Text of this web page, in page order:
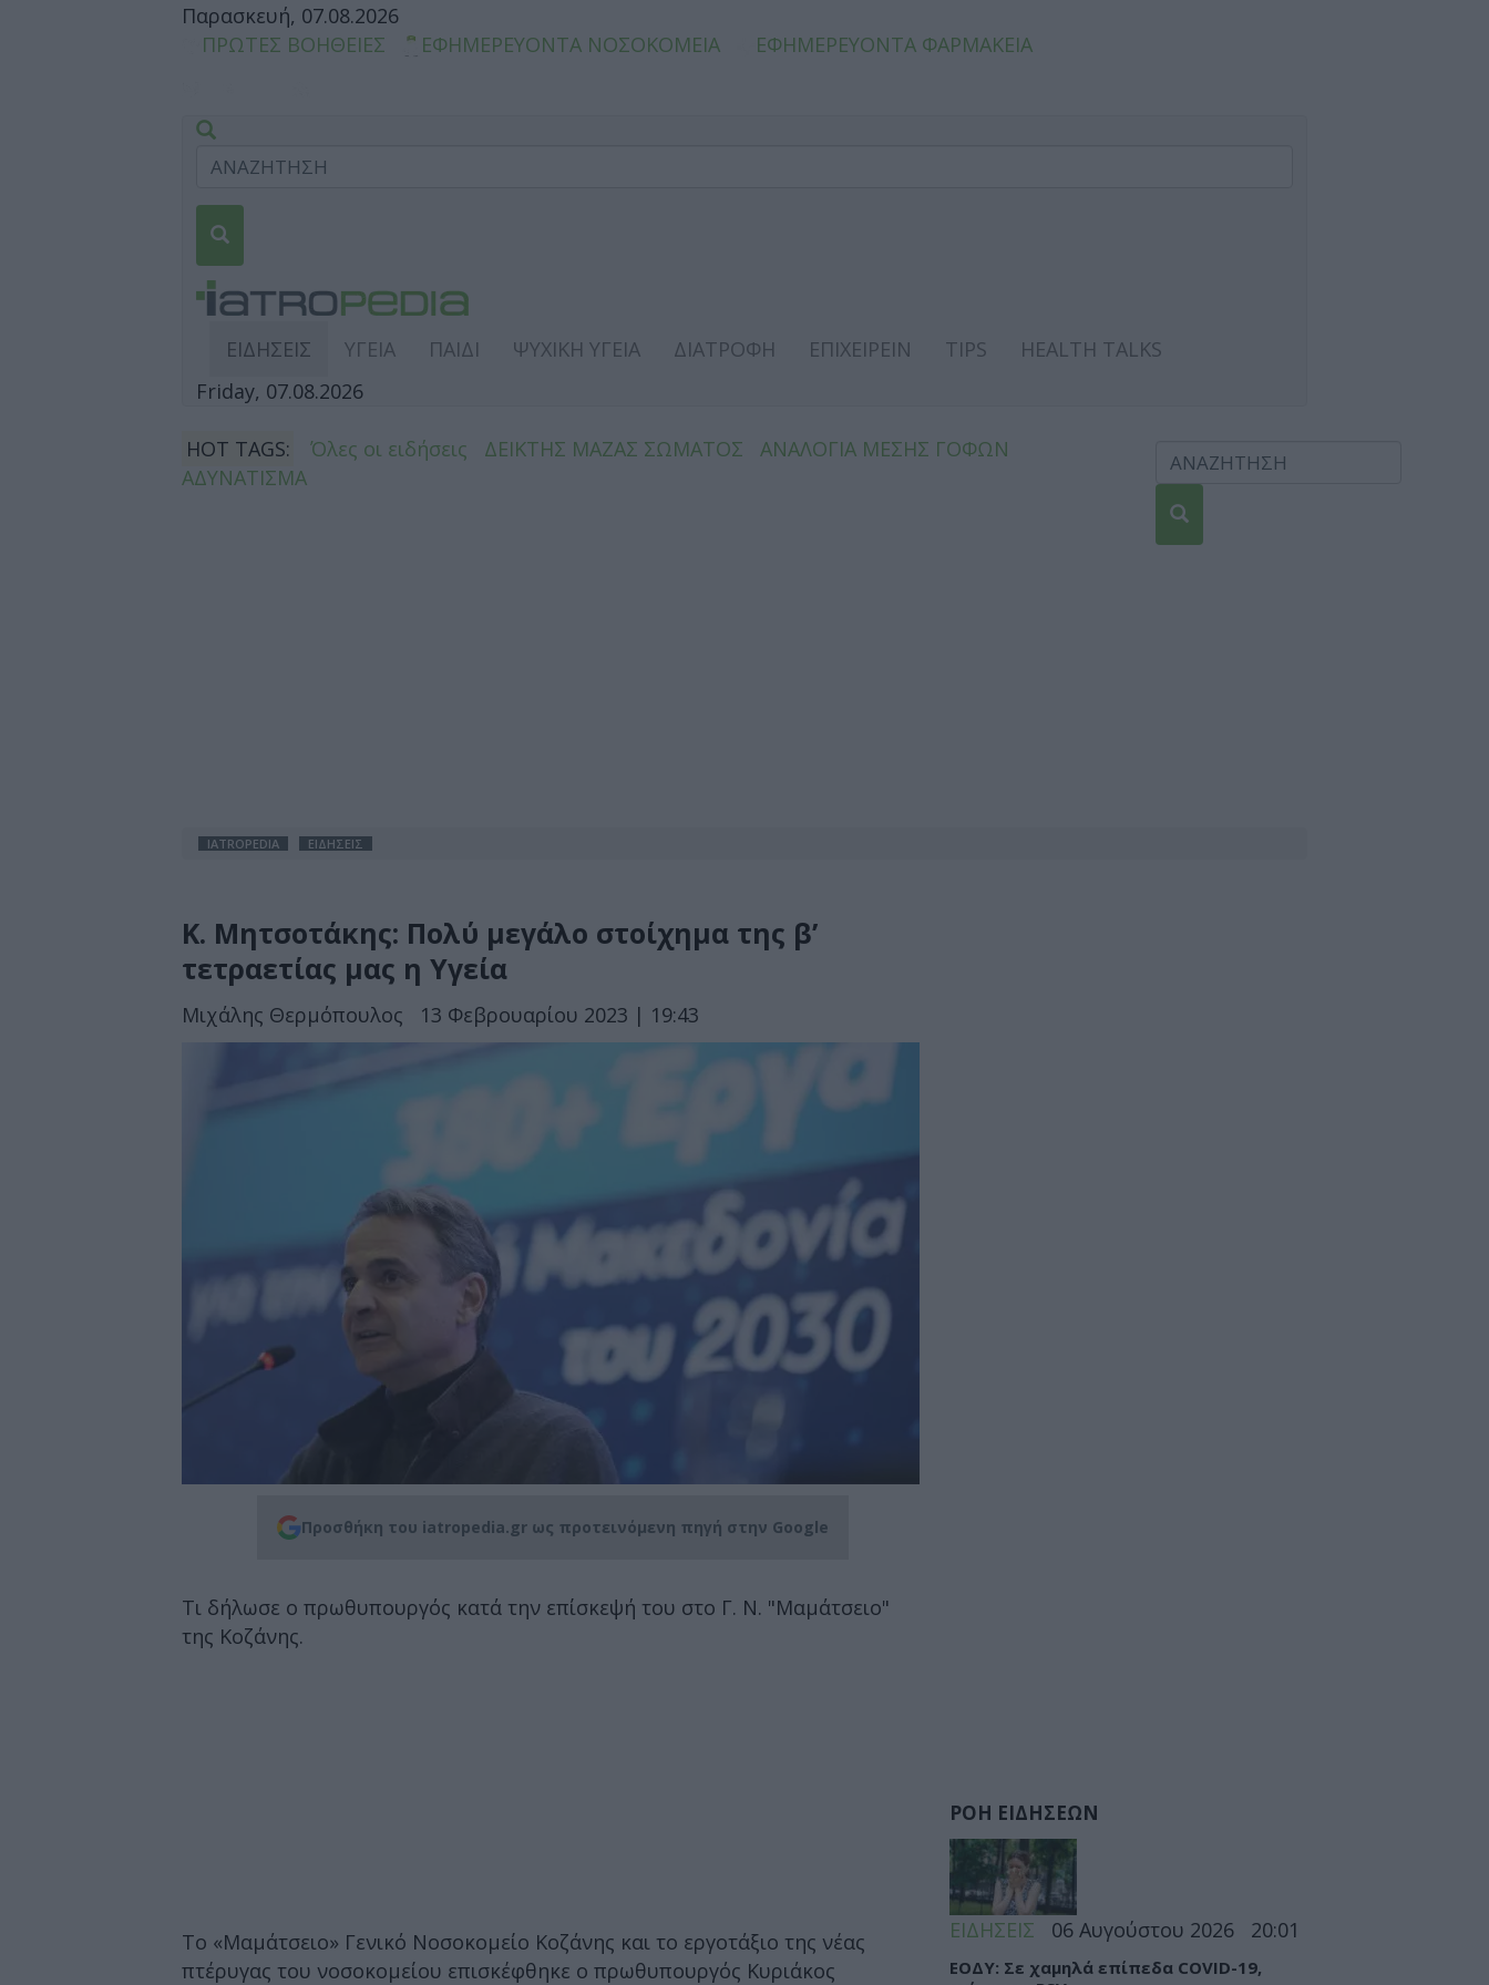
Παρασκευή, 07.08.2026
ΠΡΩΤΕΣ ΒΟΗΘΕΙΕΣ
ΕΦΗΜΕΡΕΥΟΝΤΑ ΝΟΣΟΚΟΜΕΙΑ ΕΦΗΜΕΡΕΥΟΝΤΑ ΦΑΡΜΑΚΕΙΑ
ΕΙΔΗΣΕΙΣ ΥΓΕΙΑ ΠΑΙΔΙ ΨΥΧΙΚΗ ΥΓΕΙΑ ΔΙΑΤΡΟΦΗ ΕΠΙΧΕΙΡΕΙΝ TIPS
HEALTH TALKS
Friday, 07.08.2026
HOT TAGS: Όλες οι ειδήσεις ΔΕΙΚΤΗΣ ΜΑΖΑΣ ΣΩΜΑΤΟΣ
ΑΝΑΛΟΓΙΑ ΜΕΣΗΣ ΓΟΦΩΝ
ΑΔΥΝΑΤΙΣΜΑ
IATROPEDIA ΕΙΔΗΣΕΙΣ
Κ. Μητσοτάκης: Πολύ μεγάλο στοίχημα της β’
τετραετίας μας η Υγεία
Μιχάλης Θερμόπουλος 13 Φεβρουαρίου 2023 | 19:43
Προσθήκη του iatropedia.gr ως προτεινόμενη πηγή στην Google
Τι δήλωσε ο πρωθυπουργός κατά την επίσκεψή του στο Γ. Ν. "Μαμάτσειο"
της Κοζάνης.
Το «Μαμάτσειο» Γενικό Νοσοκομείο Κοζάνης και το εργοτάξιο της νέας
πτέρυγας του νοσοκομείου επισκέφθηκε ο πρωθυπουργός Κυριάκος
ΡΟΗ ΕΙΔΗΣΕΩΝ
ΕΙΔΗΣΕΙΣ 06 Αυγούστου 2026 20:01
ΕΟΔΥ: Σε χαμηλά επίπεδα COVID-19,